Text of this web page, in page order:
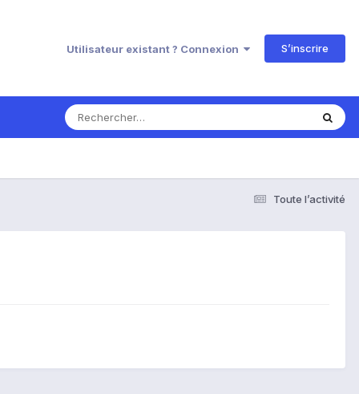
Utilisateur existant ? Connexion S’inscrire
Toute l’activité